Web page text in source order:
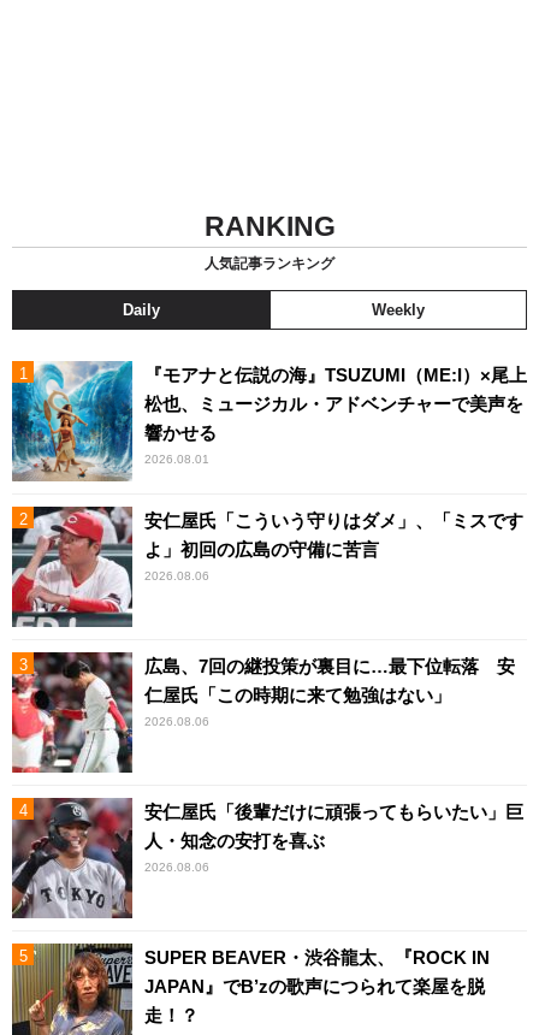
RANKING
人気記事ランキング
Daily Weekly
『モアナと伝説の海』TSUZUMI（ME:I）×尾上
松也、ミュージカル・アドベンチャーで美声を
響かせる
2026.08.01
安仁屋氏「こういう守りはダメ」、「ミスです
よ」初回の広島の守備に苦言
2026.08.06
広島、7回の継投策が裏目に…最下位転落 安
仁屋氏「この時期に来て勉強はない」
2026.08.06
安仁屋氏「後輩だけに頑張ってもらいたい」巨
人・知念の安打を喜ぶ
2026.08.06
SUPER BEAVER・渋谷龍太、『ROCK IN
JAPAN』でB’zの歌声につられて楽屋を脱
走！？